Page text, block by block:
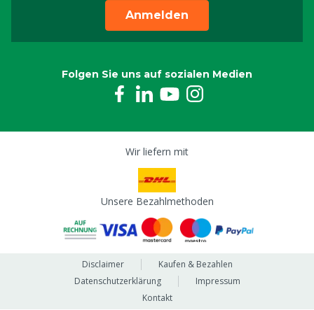
Anmelden
Folgen Sie uns auf sozialen Medien
Wir liefern mit
Unsere Bezahlmethoden
Disclaimer
Kaufen & Bezahlen
Datenschutzerklärung
Impressum
Kontakt